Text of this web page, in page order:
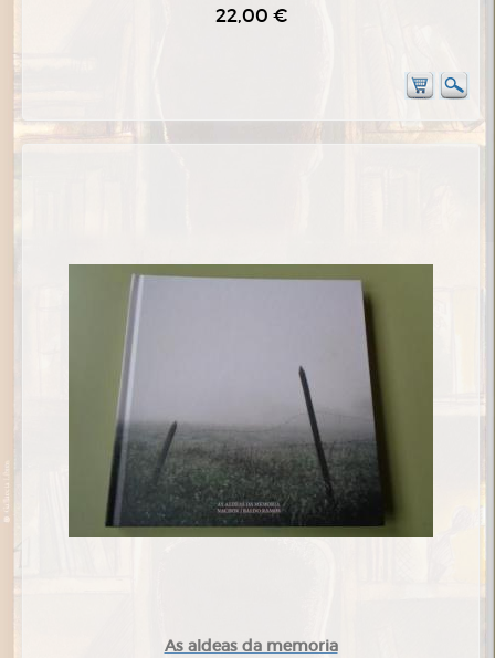
22,00 €
As aldeas da memoria